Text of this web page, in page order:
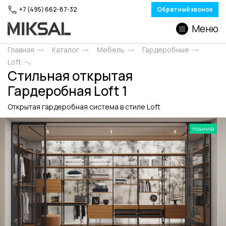
+7 (495) 662-87-32 Обратный звонок
Меню
Главная Каталог Мебель
Гардеробные
Loft
Стильная открытая
Гардеробная Loft 1
Открытая гардеробная система в стиле Loft
Новинка